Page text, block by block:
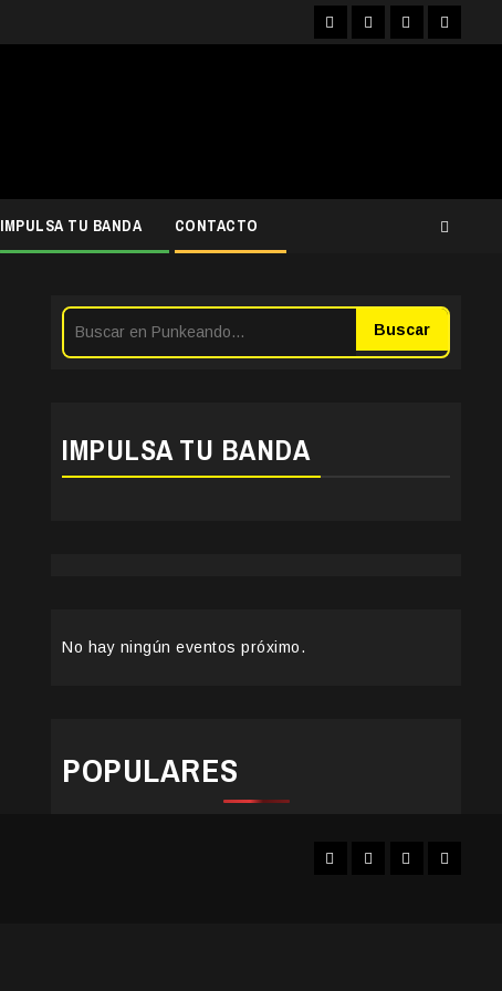
FacebookInstagram
YouTubeTwitter
IMPULSA TU BANDA CONTACTO
Buscar
IMPULSA TU BANDA
No hay ningún eventos próximo.
POPULARES
FacebookInstagram
YouTubeTwitter